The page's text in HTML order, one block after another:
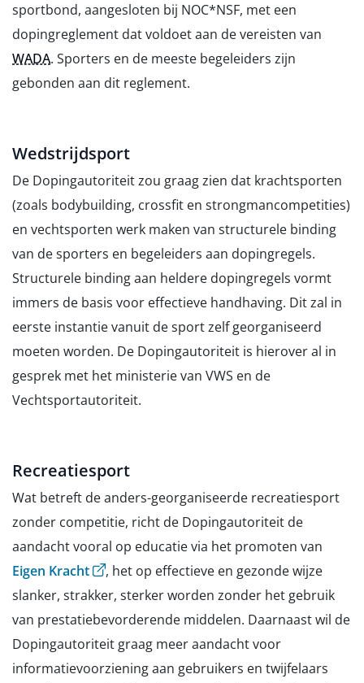
sportbond, aangesloten bij NOC*NSF, met een
dopingreglement dat voldoet aan de vereisten van
WADA. Sporters en de meeste begeleiders zijn
gebonden aan dit reglement.
Wedstrijdsport
De Dopingautoriteit zou graag zien dat krachtsporten
(zoals bodybuilding, crossfit en strongmancompetities)
en vechtsporten werk maken van structurele binding
van de sporters en begeleiders aan dopingregels.
Structurele binding aan heldere dopingregels vormt
immers de basis voor effectieve handhaving. Dit zal in
eerste instantie vanuit de sport zelf georganiseerd
moeten worden. De Dopingautoriteit is hierover al in
gesprek met het ministerie van VWS en de
Vechtsportautoriteit.
Recreatiesport
Wat betreft de anders-georganiseerde recreatiesport
zonder competitie, richt de Dopingautoriteit de
aandacht vooral op educatie via het promoten van
Eigen Kracht(opent externe website)
, het op effectieve en gezonde wijze
slanker, strakker, sterker worden zonder het gebruik
van prestatiebevorderende middelen. Daarnaast wil de
Dopingautoriteit graag meer aandacht voor
informatievoorziening aan gebruikers en twijfelaars